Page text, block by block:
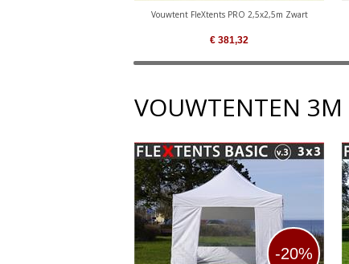
Vouwtent FleXtents PRO 2,5x2,5m Zwart
€ 381,32
VOUWTENTEN 3M
-20%